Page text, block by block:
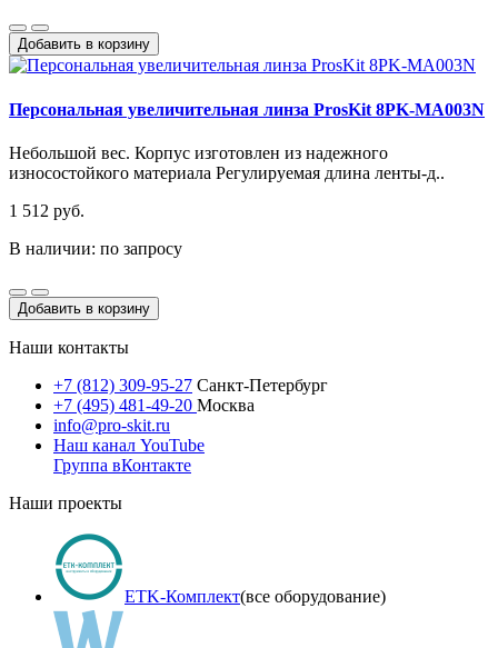
Добавить в корзину
Персональная увеличительная линза ProsKit 8PK-MA003N
Небольшой вес. Корпус изготовлен из надежного
износостойкого материала Регулируемая длина ленты-д..
1 512 руб.
В наличии: по запросу
Добавить в корзину
Наши контакты
+7 (812) 309-95-27 Санкт-Петербург
+7 (495) 481-49-20 Москва
info@pro-skit.ru
Наш канал YouTube
Группа вКонтакте
Наши проекты
ETK-Комплект(все оборудование)